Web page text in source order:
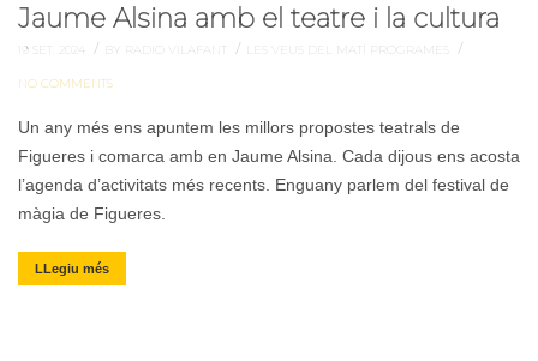
Jaume Alsina amb el teatre i la cultura
19 SET. 2024 / BY RADIO VILAFANT / LES VEUS DEL MATÍ PROGRAMES /
NO COMMENTS
Un any més ens apuntem les millors propostes teatrals de
Figueres i comarca amb en Jaume Alsina. Cada dijous ens acosta
l’agenda d’activitats més recents. Enguany parlem del festival de
màgia de Figueres.
LLegiu més